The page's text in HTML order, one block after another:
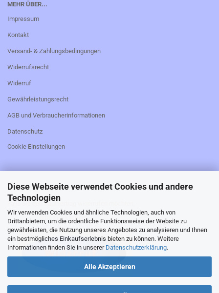
Diese Webseite verwendet Cookies und andere
Technologien
Wir verwenden Cookies und ähnliche Technologien, auch von
Drittanbietern, um die ordentliche Funktionsweise der Website zu
gewährleisten, die Nutzung unseres Angebotes zu analysieren und Ihnen
ein bestmögliches Einkaufserlebnis bieten zu können. Weitere
Informationen finden Sie in unserer Datenschutzerklärung.
Alle Akzeptieren
MEHR ÜBER...
Impressum
Kontakt
Versand- & Zahlungsbedingungen
Widerrufsrecht
Widerruf
Gewährleistungsrecht
AGB und Verbraucherinformationen
Datenschutz
Cookie Einstellungen
_________________________________________________
Falls Sie den Kaufvertrag widerrufen möchten,
bitte hier klicken: